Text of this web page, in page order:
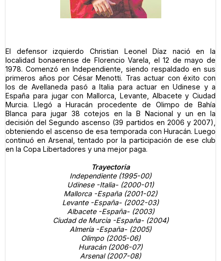
El defensor izquierdo Christian Leonel Díaz nació en la
localidad bonaerense de Florencio Varela, el 12 de mayo de
1978. Comenzó en Independiente, siendo respaldado en sus
primeros años por César Menotti. Tras actuar con éxito con
los de Avellaneda pasó a Italia para actuar en Udinese y a
España para jugar con Mallorca, Levante, Albacete y Ciudad
Murcia. Llegó a Huracán procedente de Olimpo de Bahía
Blanca para jugar 38 cotejos en la B Nacional y un en la
decisión del Segundo ascenso (39 partidos en 2006 y 2007),
obteniendo el ascenso de esa temporada con Huracán. Luego
continuó en Arsenal, tentado por la participación de ese club
en la Copa Libertadores y una mejor paga.
Trayectoria
Independiente (1995-00)
Udinese -Italia- (2000-01)
Mallorca -España (2001-02)
Levante -España- (2002-03)
Albacete -España- (2003)
Ciudad de Murcia -España- (2004)
Almería -España- (2005)
Olimpo (2005-06)
Huracán (2006-07)
Arsenal (2007-08)